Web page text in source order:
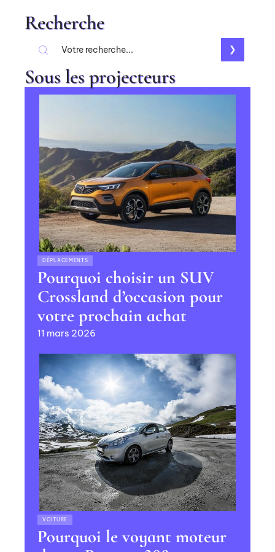
Recherche
Sous les projecteurs
DÉPLACEMENTS
Pourquoi choisir un SUV
Crossland d’occasion pour
votre prochain achat
11 mars 2026
VOITURE
Pourquoi le voyant moteur